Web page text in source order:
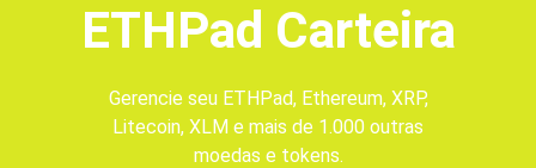
ETHPad Carteira
Gerencie seu ETHPad, Ethereum, XRP,
Litecoin, XLM e mais de 1.000 outras
moedas e tokens.